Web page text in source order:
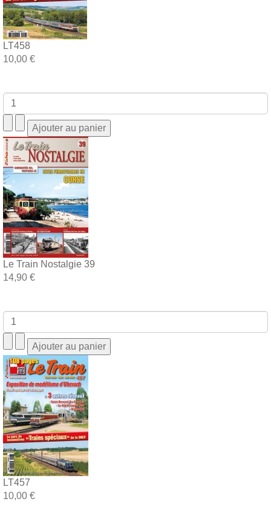
LT458
10,00 €
Le Train Nostalgie 39
14,90 €
LT457
10,00 €